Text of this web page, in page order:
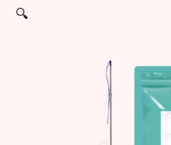
🔍